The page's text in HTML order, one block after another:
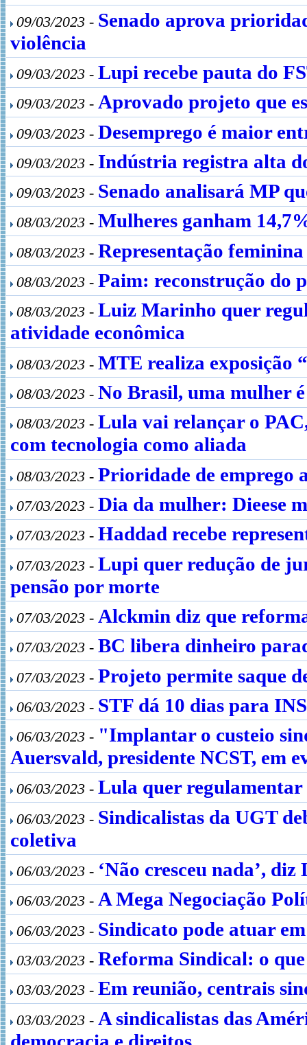
09/03/2023 - Senado aprova
violência
09/03/2023 - Lupi recebe pauta do
09/03/2023 - Aprovado projeto que
09/03/2023 - Desemprego é maior
09/03/2023 - Indústria registra alta
09/03/2023 - Senado analisará MP
08/03/2023 - Mulheres ganham
08/03/2023 - Representação
08/03/2023 - Paim: reconstrução do
08/03/2023 - Luiz Marinho quer
atividade econômica
08/03/2023 - MTE realiza exposição
08/03/2023 - No Brasil, uma mulher
08/03/2023 - Lula vai relançar o
com tecnologia como aliada
08/03/2023 - Prioridade de emprego
07/03/2023 - Dia da mulher: Dieese
07/03/2023 - Haddad recebe
07/03/2023 - Lupi quer redução de
pensão por morte
07/03/2023 - Alckmin diz que
07/03/2023 - BC libera dinheiro
07/03/2023 - Projeto permite saque
06/03/2023 - STF dá 10 dias para
06/03/2023 - "Implantar o custeio
Auersvald, presidente NCST, em
06/03/2023 - Lula quer
06/03/2023 - Sindicalistas da UGT
coletiva
06/03/2023 - ‘Não cresceu nada’,
06/03/2023 - A Mega Negociação
06/03/2023 - Sindicato pode atuar
03/03/2023 - Reforma Sindical: o
03/03/2023 - Em reunião, centrais
03/03/2023 - A sindicalistas das